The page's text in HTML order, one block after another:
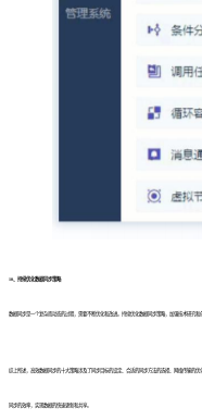
10、持续优化数据同步策略
数据同步是一个复杂而动态的过程，需要不断优化和改进。持续优化数据同步策略，加强技术研究和
综上所述，高效数据同步的十大策略涉及了同步目标的设定、合适的同步方法的选择、网络传输的
同步的效率，实现数据的快速更新和共享。